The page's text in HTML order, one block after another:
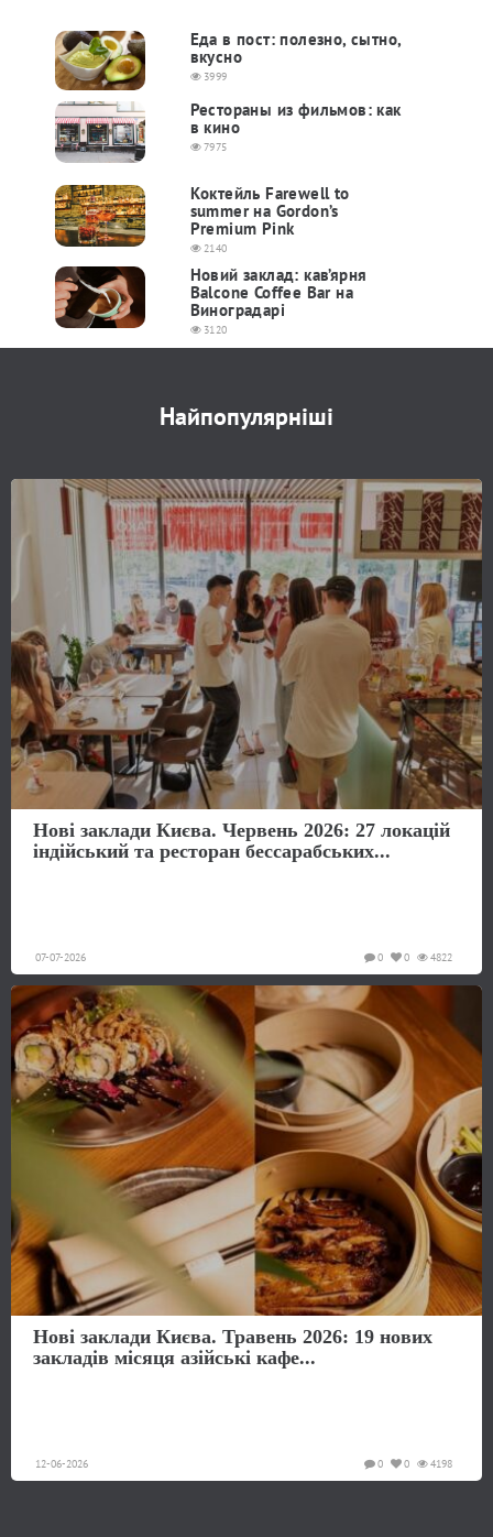
Еда в пост: полезно, сытно,
вкусно
3999
Рестораны из фильмов: как
в кино
7975
Коктейль Farewell to
summer на Gordon’s
Premium Pink
2140
Новий заклад: кав’ярня
Balcone Coffee Bar на
Виноградарі
3120
Найпопулярніші
Нові заклади Києва. Червень 2026: 27 локацій
індійський та ресторан бессарабських...
07-07-2026 4822
0
0
Нові заклади Києва. Травень 2026: 19 нових
закладів місяця азійські кафе...
12-06-2026 4198
0
0